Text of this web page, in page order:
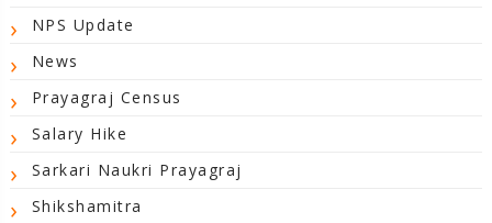
NPS Update
News
Prayagraj Census
Salary Hike
Sarkari Naukri Prayagraj
Shikshamitra